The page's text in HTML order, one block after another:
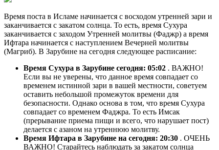
Время поста в Исламе начинается с восходом утренней зари и
заканчивается с закатом солнца. То есть, время Сухура
заканчивается с заходом Утренней молитвы (Фаджр) а время
Ифтара начинается с наступлением Вечерней молитвы
(Магриб). В Зарубине на сегодня следующее расписание:
Время Сухура в Зарубине сегодня: 05:02 . ВАЖНО!
Если вы не уверены, что данное время совпадает со
временем истинной зари в вашей местности, советуем
оставить небольшой промежуток времени для
безопасности. Однако основа в том, что время Сухура
совпадает со временем Фаджра. То есть Имсак
(прерывание приема пищи и всего, что нарушает пост)
делается с азаном на утреннюю молитву.
Время Ифтара в Зарубине на сегодня: 20:30 . ОЧЕНЬ
ВАЖНО! Старайтесь наблюдать за закатом солнца